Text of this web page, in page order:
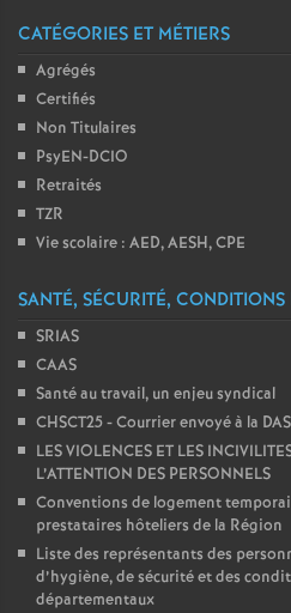
CATÉGORIES ET MÉTIERS
Agrégés
Certifiés
Non Titulaires
PsyEN-DCIO
Retraités
TZR
Vie scolaire : AED, AESH, CPE
SANTÉ, SÉCURITÉ, CONDITIONS
SRIAS
CAAS
Santé au travail, un enjeu syndical
CHSCT25 - Courrier envoyé à la
LES VIOLENCES ET LES
L’ATTENTION DES PERSONNELS
Conventions de logement
prestataires hôteliers de la Région
Liste des représentants des
d’hygiène, de sécurité et des
départementaux